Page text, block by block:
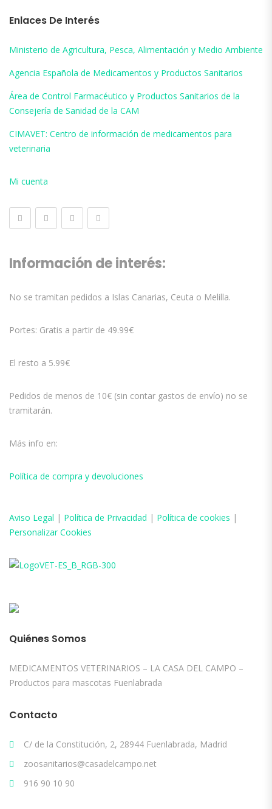
Enlaces De Interés
Ministerio de Agricultura, Pesca, Alimentación y Medio Ambiente
Agencia Española de Medicamentos y Productos Sanitarios
Área de Control Farmacéutico y Productos Sanitarios de la
Consejería de Sanidad de la CAM
CIMAVET: Centro de información de medicamentos para
veterinaria
Mi cuenta
Información de interés:
No se tramitan pedidos a Islas Canarias, Ceuta o Melilla.
Portes: Gratis a partir de 49.99€
El resto a 5.99€
Pedidos de menos de 10€ (sin contar gastos de envío) no se
tramitarán.
Más info en:
Política de compra y devoluciones
Aviso Legal | Política de Privacidad | Política de cookies |
Personalizar Cookies
Quiénes Somos
MEDICAMENTOS VETERINARIOS – LA CASA DEL CAMPO –
Productos para mascotas Fuenlabrada
Contacto
C/ de la Constitución, 2, 28944 Fuenlabrada, Madrid
zoosanitarios@casadelcampo.net
916 90 10 90